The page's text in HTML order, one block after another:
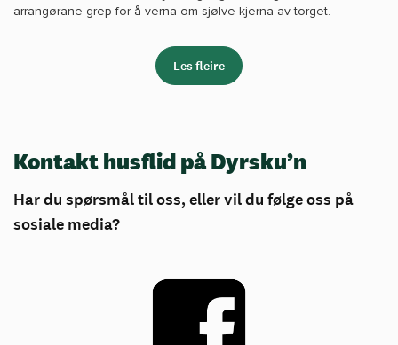
arrangørane grep for å verna om sjølve kjerna av torget.
Les fleire
Kontakt husflid på Dyrsku’n
Har du spørsmål til oss, eller vil du følge oss på
sosiale media?